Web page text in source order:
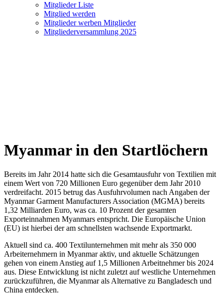
Mitglieder Liste
Mitglied werden
Mitglieder werben Mitglieder
Mitgliederversammlung 2025
Myanmar in den Startlöchern
Bereits im Jahr 2014 hatte sich die Gesamtausfuhr von Textilien mit
einem Wert von 720 Millionen Euro gegenüber dem Jahr 2010
verdreifacht. 2015 betrug das Ausfuhrvolumen nach Angaben der
Myanmar Garment Manufacturers Association (MGMA) bereits
1,32 Milliarden Euro, was ca. 10 Prozent der gesamten
Exporteinnahmen Myanmars entspricht. Die Europäische Union
(EU) ist hierbei der am schnellsten wachsende Exportmarkt.
Aktuell sind ca. 400 Textilunternehmen mit mehr als 350 000
Arbeiternehmern in Myanmar aktiv, und aktuelle Schätzungen
gehen von einem Anstieg auf 1,5 Millionen Arbeitnehmer bis 2024
aus. Diese Entwicklung ist nicht zuletzt auf westliche Unternehmen
zurückzuführen, die Myanmar als Alternative zu Bangladesch und
China entdecken.